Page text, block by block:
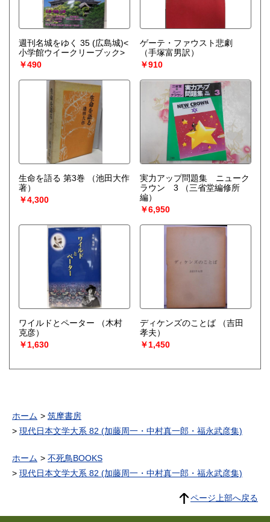
週刊名城をゆく 35 (広島城)<
小学館ウイークリーブック>
￥490
ゲーテ・ファウスト悲劇
（手塚富男訳）
￥910
生命を語る 第3巻
（池田大作
著）
￥4,300
実力アップ問題集 ニューク
ラウン 3
（三省堂編修所
編）
￥6,950
ワイルドとペーター
（木村
克彦）
￥1,630
ディケンズのことば
（吉田
孝夫）
￥1,450
ホーム
筑摩書房
現代日本文学大系 82 (加藤周一・中村真一郎・福永武彦集)
ホーム
不死鳥BOOKS
現代日本文学大系 82 (加藤周一・中村真一郎・福永武彦集)
ページ上部へ戻る